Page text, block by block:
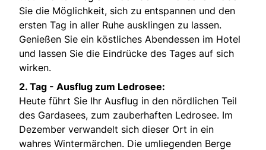
Sie die Möglichkeit, sich zu entspannen und den
ersten Tag in aller Ruhe ausklingen zu lassen.
Genießen Sie ein köstliches Abendessen im Hotel
und lassen Sie die Eindrücke des Tages auf sich
wirken.
2. Tag - Ausflug zum Ledrosee:
Heute führt Sie Ihr Ausflug in den nördlichen Teil
des Gardasees, zum zauberhaften Ledrosee. Im
Dezember verwandelt sich dieser Ort in ein
wahres Wintermärchen. Die umliegenden Berge